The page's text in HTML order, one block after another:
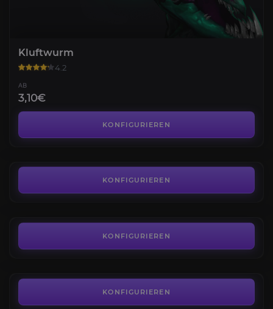
Kluftwurm
4.2
AB
3,10€
KONFIGURIEREN
KONFIGURIEREN
Gepanzerter Razzashiraptor
KONFIGURIEREN
KONFIGURIEREN